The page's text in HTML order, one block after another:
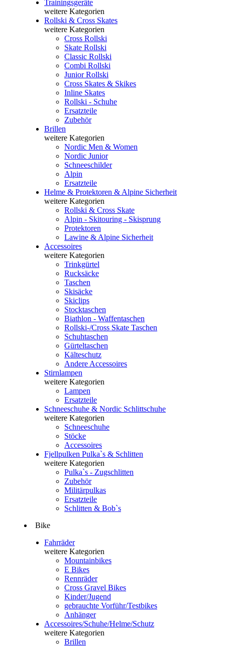
Trainingsgeräte
weitere Kategorien
Rollski & Cross Skates
weitere Kategorien
Cross Rollski
Skate Rollski
Classic Rollski
Combi Rollski
Junior Rollski
Cross Skates & Skikes
Inline Skates
Rollski - Schuhe
Ersatzteile
Zubehör
Brillen
weitere Kategorien
Nordic Men & Women
Nordic Junior
Schneeschilder
Alpin
Ersatzteile
Helme & Protektoren & Alpine Sicherheit
weitere Kategorien
Rollski & Cross Skate
Alpin - Skitouring - Skisprung
Protektoren
Lawine & Alpine Sicherheit
Accessoires
weitere Kategorien
Trinkgürtel
Rucksäcke
Taschen
Skisäcke
Skiclips
Stocktaschen
Biathlon - Waffentaschen
Rollski-/Cross Skate Taschen
Schuhtaschen
Gürteltaschen
Kälteschutz
Andere Accessoires
Stirnlampen
weitere Kategorien
Lampen
Ersatzteile
Schneeschuhe & Nordic Schlittschuhe
weitere Kategorien
Schneeschuhe
Stöcke
Accessoires
Fjellpulken Pulka`s & Schlitten
weitere Kategorien
Pulka`s - Zugschlitten
Zubehör
Militärpulkas
Ersatzteile
Schlitten & Bob`s
Bike
Fahrräder
weitere Kategorien
Mountainbikes
E Bikes
Rennräder
Cross Gravel Bikes
Kinder/Jugend
gebrauchte Vorführ/Testbikes
Anhänger
Accessoires/Schuhe/Helme/Schutz
weitere Kategorien
Brillen